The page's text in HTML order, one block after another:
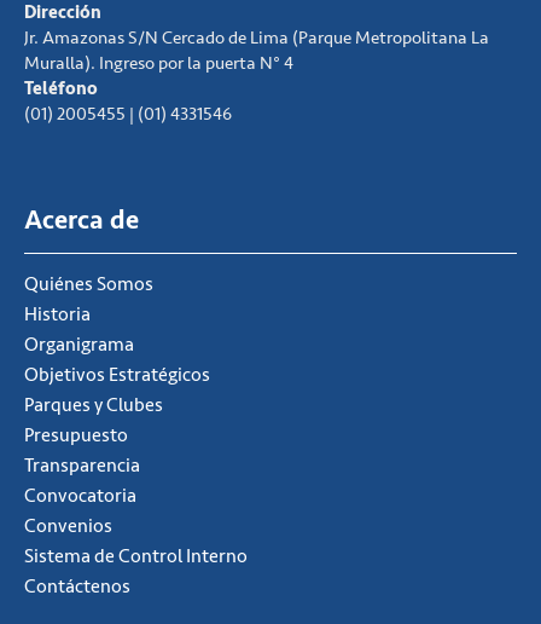
Dirección
Jr. Amazonas S/N Cercado de Lima (Parque Metropolitana La
Muralla). Ingreso por la puerta N° 4
Teléfono
(01) 2005455 | (01) 4331546
Acerca de
Quiénes Somos
Historia
Organigrama
Objetivos Estratégicos
Parques y Clubes
Presupuesto
Transparencia
Convocatoria
Convenios
Sistema de Control Interno
Contáctenos